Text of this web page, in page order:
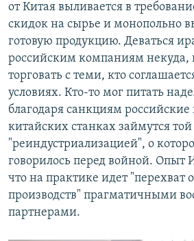
от Китая выливается в
скидок на сырье и монопольно
готовую продукцию. Деваться
российским компаниям некуда,
торговать с теми, кто
условиях. Кто-то мог питать
благодаря санкциям
китайских станках займутся
"реиндустриализацией", о
говорилось перед войной. Опыт
что на практике идет
производств" прагматичными
партнерами.